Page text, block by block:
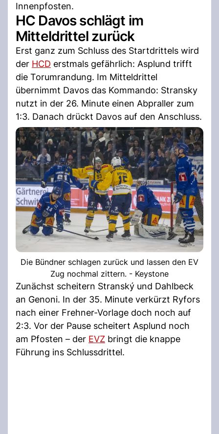
Innenpfosten.
HC Davos schlägt im
Mitteldrittel zurück
Erst ganz zum Schluss des Startdrittels wird
der HCD erstmals gefährlich: Asplund trifft
die Torumrandung. Im Mitteldrittel
übernimmt Davos das Kommando: Stransky
nutzt in der 26. Minute einen Abpraller zum
1:3. Danach drückt Davos auf den Anschluss.
Die Bündner schlagen zurück und lassen den EV
Zug nochmal zittern. - Keystone
Zunächst scheitern Stranský und Dahlbeck
an Genoni. In der 35. Minute verkürzt Ryfors
nach einer Frehner-Vorlage doch noch auf
2:3. Vor der Pause scheitert Asplund noch
am Pfosten – der EVZ bringt die knappe
Führung ins Schlussdrittel.